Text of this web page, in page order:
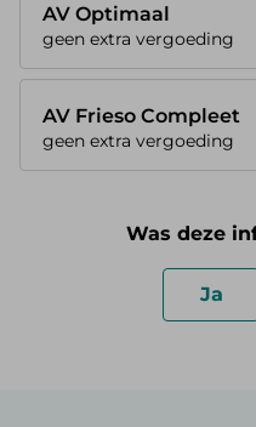
AV Optimaal
geen extra vergoeding
AV Frieso Compleet
geen extra vergoeding
Was deze
Ja